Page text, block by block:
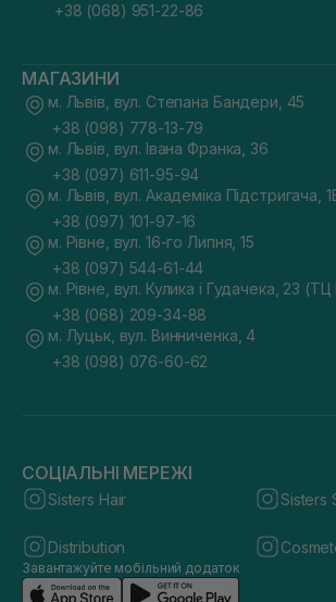
+38 (068) 951-22-86
МАГАЗИНИ
м. Львів, вул. Степана Бандери, 45
+38 (098) 778-13-79
м. Львів, вул. Івана Франка, 36
+38 (097) 611-95-94
м. Львів, вул. Академіка Підстригача,
+38 (097) 101-97-16
м. Рівне, вул. 16-го Липня, 15
+38 (097) 544-61-44
м. Рівне, вул. Кулика і Гудачека, 23
+38 (068) 209-34-88
м. Луцьк, вул. Винниченка, 4
+38 (098) 076-60-62
СОЦІАЛЬНІ МЕРЕЖІ
Sisters Hair Sisters
Distribution
Завантажуйте мобільний додаток